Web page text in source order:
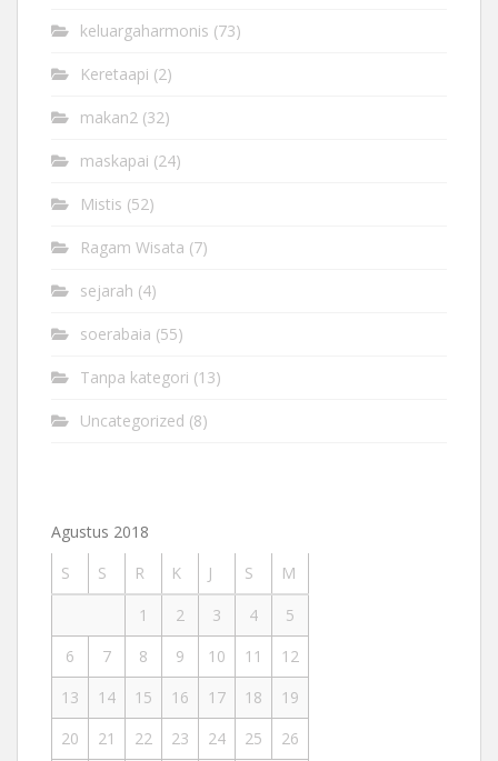
keluargaharmonis (73)
Keretaapi (2)
makan2 (32)
maskapai (24)
Mistis (52)
Ragam Wisata (7)
sejarah (4)
soerabaia (55)
Tanpa kategori (13)
Uncategorized (8)
Agustus 2018
S
S R K J S
M
1
2 3 4
5
6
7 8 9 10 11
12
13
14 15 16 17 18
19
20
21 22 23 24 25
26